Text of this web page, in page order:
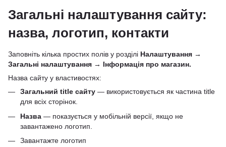
Загальні налаштування сайту:
назва, логотип, контакти
Заповніть кілька простих полів у розділі Налаштування →
Загальні налаштування → Інформація про магазин.
Назва сайту у властивостях:
Загальний title сайту — використовується як частина title
для всіх сторінок.
Назва — показується у мобільній версії, якщо не
завантажено логотип.
Завантажте логотип